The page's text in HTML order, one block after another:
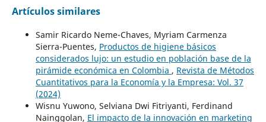
Artículos similares
Samir Ricardo Neme-Chaves, Myriam Carmenza
Sierra-Puentes, Productos de higiene básicos
considerados lujo: un estudio en población base de la
pirámide económica en Colombia , Revista de Métodos
Cuantitativos para la Economía y la Empresa: Vol. 37
(2024)
Wisnu Yuwono, Selviana Dwi Fitriyanti, Ferdinand
Nainggolan, El impacto de la innovación en marketing